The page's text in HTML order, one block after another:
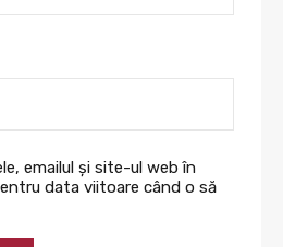
emailul și site-ul web în
data viitoare când o să